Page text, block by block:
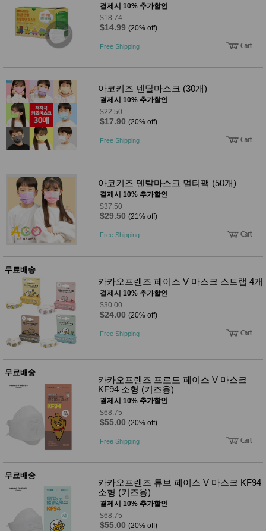
조리용
품
주방소
품
면류
양념/소
스/가루
건조식
품
농산품
유 놀이방
유아 보
드(칠
판)
조형물
DIY
유아 이
유식
외출용
품
건강/미
용/식기
용품
성장발
달교육
용품
패 어른내
의
유/아동
내의
가방/지
갑/케이
패션/잡
화
생
제
보기
침구용
생활/욕
용품
WALL
결제시 10% 추가할인
$18.74
$14.99 (20% off)
Free Shipping
아코키즈 덴탈마스크 (30개)
결제시 10% 추가할인
$22.50
$17.90 (20% off)
Free Shipping
아코키즈 덴탈마스크 멀티팩 (50개)
결제시 10% 추가할인
$37.50
$29.50 (21% off)
Free Shipping
무료배송
카카오프렌즈 페이스 V 마스크 스트랩 4개
결제시 10% 추가할인
$30.00
$24.00 (20% off)
Free Shipping
무료배송
카카오프렌즈 프로도 페이스 V 마스크
KF94 소형 (키즈용)
결제시 10% 추가할인
$68.75
$55.00 (20% off)
Free Shipping
무료배송
카카오프렌즈 튜브 페이스 V 마스크 KF94
소형 (키즈용)
결제시 10% 추가할인
$68.75
$55.00 (20% off)